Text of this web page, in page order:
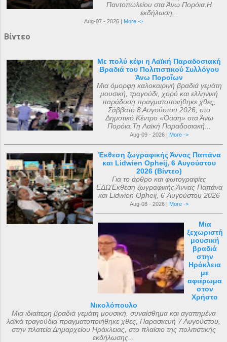
Παντοπωλείου στα Άνω Πορόια.Η
εκδήλωση...
Aug-07 - 2026 | More ->
Βίντεο
Με πολύ κέφι η Λαϊκή Παραδοσιακή
Βραδιά του Πολιτιστικού Συλλόγου
Άνω Ποροΐων
Μια όμορφη καλοκαιρινή βραδιά γεμάτη
μουσική, τραγούδι, χορό και ελληνική
παράδοση πραγματοποιήθηκε χθες,
Σάββατο 8 Αυγούστου 2026, στο
Δημοτικό Κέντρο «Όαση» στα Άνω
Πορόια.Τη Λαϊκή Παραδοσιακή...
Aug-09 - 2026 | More ->
Έκθεση ζωγραφικής Άννας Παπάνα
και Lidwien Opheij, 6 Αυγούστου
2026 (Βίντεο)
Για το άρθρο και φωτογραφίες
ΕΔΩΈκθεση ζωγραφικής Άννας Παπάνα
και Lidwien Opheij, 6 Αυγούστου 2026
Aug-08 - 2026 | More ->
Μια
ξεχωριστή
μουσική
βραδιά
στην
Ηράκλεια
με
αφιέρωμα
στον
Χρήστο
Νικολόπουλο
Μια ιδιαίτερη βραδιά γεμάτη μουσική, συναίσθημα και αγαπημένα
λαϊκά τραγούδια πραγματοποιήθηκε χθες, Παρασκευή 7 Αυγούστου,
στην πλατεία Δημαρχείου Ηράκλειας, στο πλαίσιο της πολιτιστικής
εκδήλωσης...